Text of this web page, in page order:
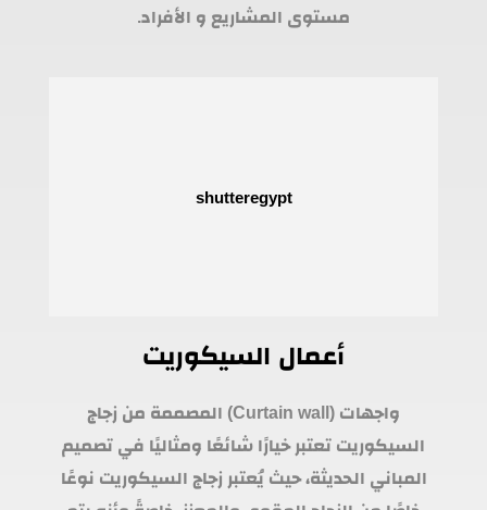
مستوى المشاريع و الأفراد.
أعمال السيكوريت
واجهات (Curtain wall) المصممة من زجاج
السيكوريت تعتبر خيارًا شائعًا ومثاليًا في تصميم
المباني الحديثة، حيث يُعتبر زجاج السيكوريت نوعًا